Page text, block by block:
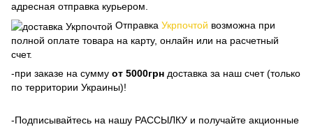
адресная отправка курьером.
Отправка Укрпочтой возможна при
полной оплате товара на карту, онлайн или на расчетный
счет.
-при заказе на сумму от 5000грн доставка за наш счет (только
по территории Украины)!
-Подписывайтесь на нашу РАССЫЛКУ и получайте акционные